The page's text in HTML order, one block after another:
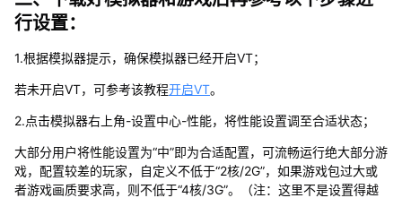
行设置：
1.根据模拟器提示，确保模拟器已经开启VT；
若未开启VT，可参考该教程开启VT。
2.点击模拟器右上角-设置中心-性能，将性能设置调至合适状态；
大部分用户将性能设置为“中”即为合适配置，可流畅运行绝大部分游
戏，配置较差的玩家，自定义不低于“2核/2G”，如果游戏包过大或
者游戏画质要求高，则不低于“4核/3G”。（注：这里不是设置得越